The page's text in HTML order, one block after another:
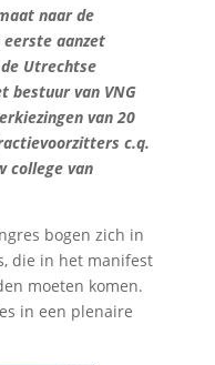
naar de
eerste aanzet
Utrechtse
bestuur van VNG
van 20
c.q.
college van
bogen zich in
die in het manifest
moeten komen.
in een plenaire